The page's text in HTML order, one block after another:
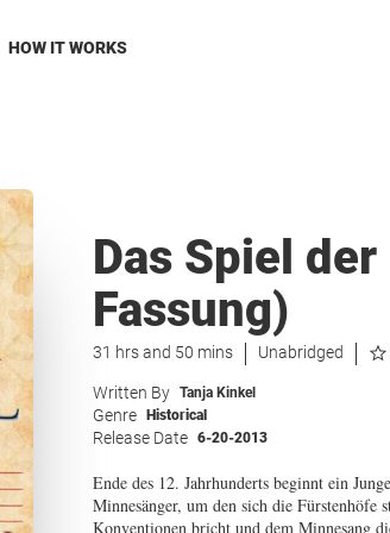
HOW IT WORKS
Das Spiel
Fassung)
31 hrs and 50 mins Unabridged
Written By Tanja Kinkel
Genre Historical
Release Date 6-20-2013
Ende des 12. Jahrhunderts beginnt ein
Minnesänger, um den sich die
Konventionen bricht und dem Minnesang